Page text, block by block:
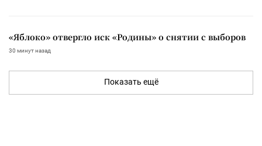
«Яблоко» отвергло иск «Родины» о снятии с выборов
30 минут назад
Показать ещё